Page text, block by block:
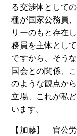
る交渉体として
種が国家公務員
リーのもと存在
務員を主体とし
ですから、そう
国会との関係、
のような観点か
立場、これが私
います。
【加藤】 官公